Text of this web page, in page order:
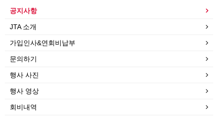
공지사항
JTA 소개
가입인사&연회비납부
문의하기
행사 사진
행사 영상
회비내역